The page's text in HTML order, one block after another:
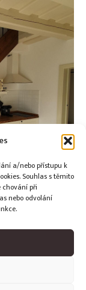
a/nebo přístupu k
Souhlas s těmito
při
nebo odvolání